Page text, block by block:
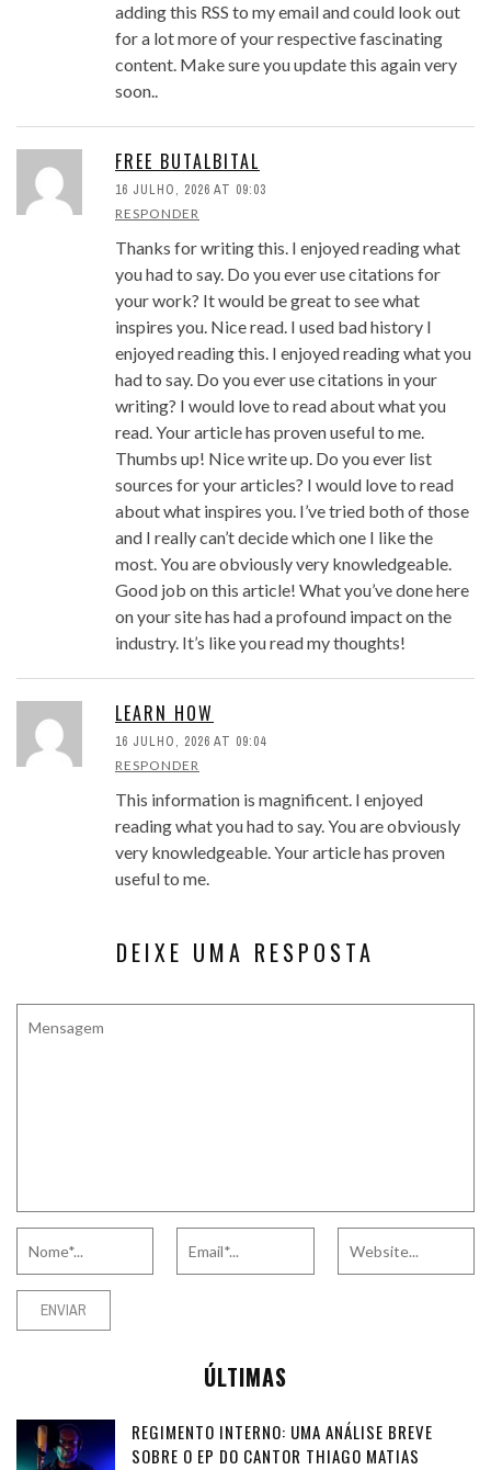
adding this RSS to my email and could look out
for a lot more of your respective fascinating
content. Make sure you update this again very
soon..
FREE BUTALBITAL
16 JULHO, 2026 AT 09:03
RESPONDER
Thanks for writing this. I enjoyed reading what
you had to say. Do you ever use citations for
your work? It would be great to see what
inspires you. Nice read. I used bad history I
enjoyed reading this. I enjoyed reading what you
had to say. Do you ever use citations in your
writing? I would love to read about what you
read. Your article has proven useful to me.
Thumbs up! Nice write up. Do you ever list
sources for your articles? I would love to read
about what inspires you. I’ve tried both of those
and I really can’t decide which one I like the
most. You are obviously very knowledgeable.
Good job on this article! What you’ve done here
on your site has had a profound impact on the
industry. It’s like you read my thoughts!
LEARN HOW
16 JULHO, 2026 AT 09:04
RESPONDER
This information is magnificent. I enjoyed
reading what you had to say. You are obviously
very knowledgeable. Your article has proven
useful to me.
DEIXE UMA RESPOSTA
ÚLTIMAS
REGIMENTO INTERNO: UMA ANÁLISE BREVE
SOBRE O EP DO CANTOR THIAGO MATIAS